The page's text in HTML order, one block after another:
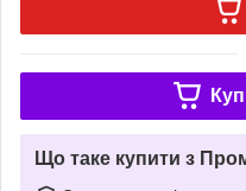
Що таке купити з